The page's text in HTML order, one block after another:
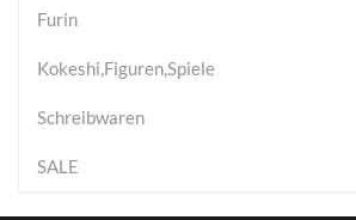
Furin
Kokeshi,Figuren,Spiele
Schreibwaren
SALE